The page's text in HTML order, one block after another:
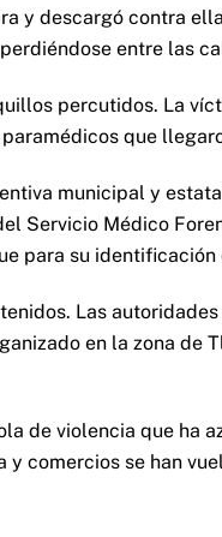
y descargó contra
entre las
percutidos. La
que
municipal y
Servicio Médico
para su identificación
Las
en la zona de
de violencia que ha
comercios se han